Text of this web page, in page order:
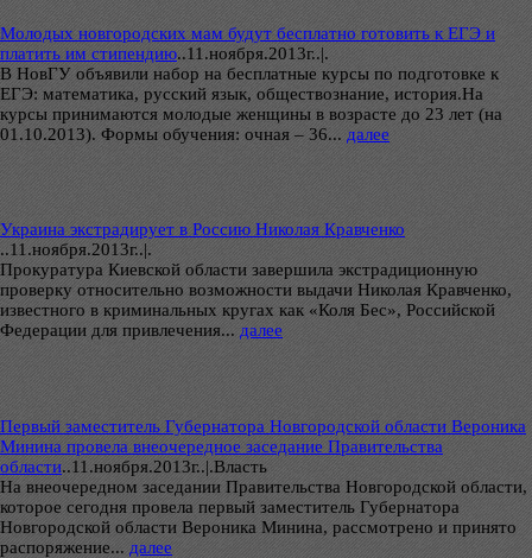
Молодых новгородских мам будут бесплатно готовить к ЕГЭ и
платить им стипендию..11.ноября.2013г..|.
В НовГУ объявили набор на бесплатные курсы по подготовке к
ЕГЭ: математика, русский язык, обществознание, история.На
курсы принимаются молодые женщины в возрасте до 23 лет (на
01.10.2013). Формы обучения: очная – 36... далее
Украина экстрадирует в Россию Николая Кравченко
..11.ноября.2013г..|.
Прокуратура Киевской области завершила экстрадиционную
проверку относительно возможности выдачи Николая Кравченко,
известного в криминальных кругах как «Коля Бес», Российской
Федерации для привлечения... далее
Первый заместитель Губернатора Новгородской области Вероника
Минина провела внеочередное заседание Правительства
области..11.ноября.2013г..|.Власть
На внеочередном заседании Правительства Новгородской области,
которое сегодня провела первый заместитель Губернатора
Новгородской области Вероника Минина, рассмотрено и принято
распоряжение... далее